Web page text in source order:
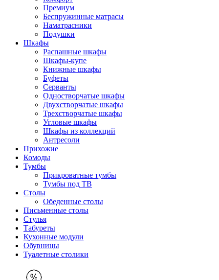
Премиум
Беспружинные матрасы
Наматрасники
Подушки
Шкафы
Распашные шкафы
Шкафы-купе
Книжные шкафы
Буфеты
Серванты
Одностворчатые шкафы
Двухстворчатые шкафы
Трехстворчатые шкафы
Угловые шкафы
Шкафы из коллекций
Антресоли
Прихожие
Комоды
Тумбы
Прикроватные тумбы
Тумбы под ТВ
Столы
Обеденные столы
Письменные столы
Стулья
Табуреты
Кухонные модули
Обувницы
Туалетные столики